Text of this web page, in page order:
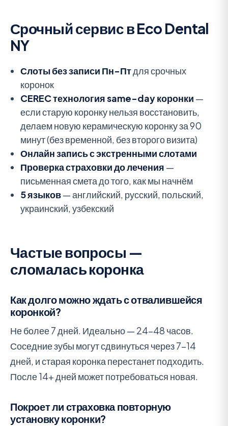
Срочный сервис в Eco Dental
NY
Слоты без записи Пн-Птдля срочных
коронок
CEREC технология same-day коронки —
если старую коронку нельзя восстановить,
делаем новую керамическую коронку за 90
минут (без временной, без второго визита)
Онлайн запись с экстренными слотами
Проверка страховки до лечения —
письменная смета до того, как мы начнём
5 языков— английский, русский, польский,
украинский, узбекский
Частые вопросы —
сломалась коронка
Как долго можно ждать с отвалившейся
коронкой?
Не более 7 дней. Идеально — 24-48 часов.
Соседние зубы могут сдвинуться через 7-14
дней, и старая коронка перестанет подходить.
После 14+ дней может потребоваться новая.
Покроет ли страховка повторную
установку коронки?